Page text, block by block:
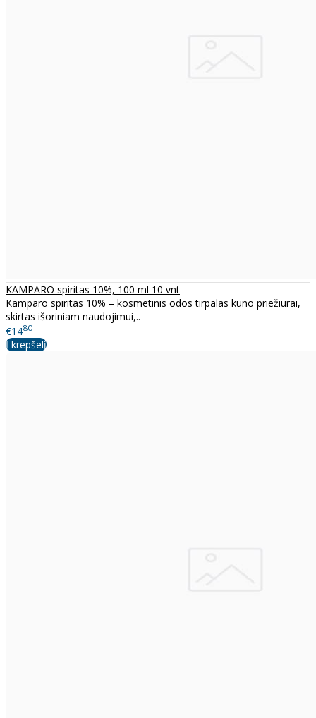
KAMPARO spiritas 10%, 100 ml 10 vnt
Kamparo spiritas 10% – kosmetinis odos tirpalas kūno priežiūrai,
skirtas išoriniam naudojimui,..
€1480
Į krepšelį